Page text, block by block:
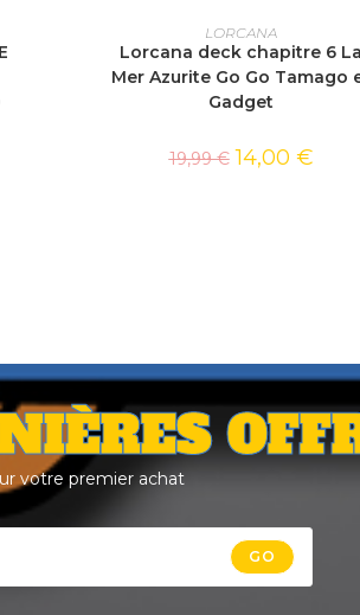
AJOUTER AU PANIER
LORCANA
Lorcana deck chapitre 6 La
Mer Azurite Go Go Tamago
Gadget
19,99€ 14,00 €
votre premier achat
GO